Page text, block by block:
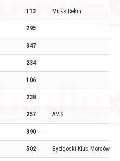
113 Muks Rekin
295
347
234
106
238
257 AMS
390
502 Bydgoski Klub Morsów